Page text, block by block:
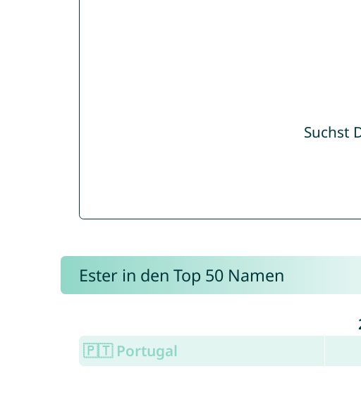
Suchst
Ester in den Top 50 Namen
🇵🇹 Portugal